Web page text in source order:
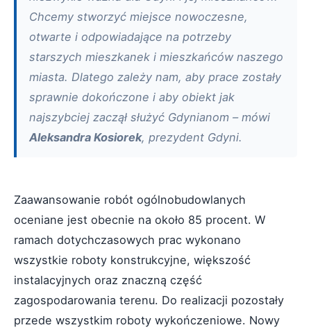
Chcemy stworzyć miejsce nowoczesne,
otwarte i odpowiadające na potrzeby
starszych mieszkanek i mieszkańców naszego
miasta. Dlatego zależy nam, aby prace zostały
sprawnie dokończone i aby obiekt jak
najszybciej zaczął służyć Gdynianom – mówi
Aleksandra Kosiorek, prezydent Gdyni.
Zaawansowanie robót ogólnobudowlanych
oceniane jest obecnie na około 85 procent. W
ramach dotychczasowych prac wykonano
wszystkie roboty konstrukcyjne, większość
instalacyjnych oraz znaczną część
zagospodarowania terenu. Do realizacji pozostały
przede wszystkim roboty wykończeniowe. Nowy